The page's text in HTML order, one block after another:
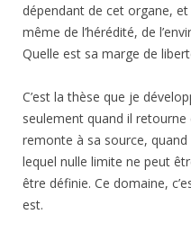
dépendant de cet organe,
même de l’hérédité, de
Quelle est sa marge de
C’est la thèse que je
seulement quand il
remonte à sa source,
lequel nulle limite ne peut
être définie. Ce domaine,
est.